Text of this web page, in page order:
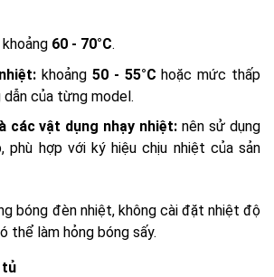
60 - 70°C.
khoảng 50 - 55°C hoặc mức thấp
của từng model.
các vật dụng nhạy nhiệt: nên sử dụng
phù hợp với ký hiệu chịu nhiệt của sản
bóng đèn nhiệt, không cài đặt nhiệt độ
thể làm hỏng bóng sấy.
tủ